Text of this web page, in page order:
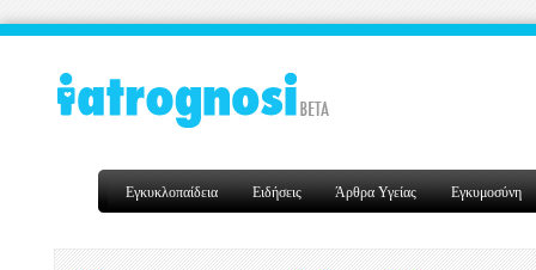
Εγκυκλοπαίδεια Ειδήσεις Άρθρα Υγείας Εγκυμοσύνη